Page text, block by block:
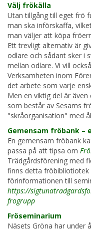
Välj frökälla
Utan tillgång till eget frö
man ska införskaffa,
man väljer att köpa
Ett trevligt alternativ är
odlare och sådant sker i
mellan odlare. Vi vill
Verksamheten inom
det arbete som varje
Men en viktig del är
som består av Sesams
"skråorganisation" med
Gemensam fröbank –
En gemensam fröbank
passa på att tipsa om
Trädgårdsförening med
finns detta fröbibliotiotek
förinformationen till
https://
frogrupp
Fröseminarium
Näsets Gröna har under